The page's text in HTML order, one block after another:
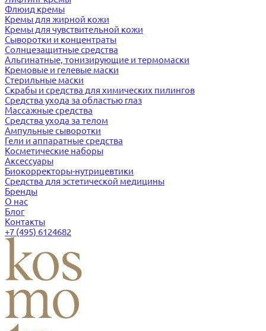
Флюид кремы
Кремы для жирной кожи
Кремы для чувствительной кожи
Сыворотки и концентраты
Солнцезащитные средства
Альгинатные, тонизирующие и термомаски
Кремовые и гелевые маски
Стерильные маски
Скрабы и средства для химических пилингов
Средства ухода за областью глаз
Массажные средства
Средства ухода за телом
Ампульные сыворотки
Гели и аппаратные средства
Косметические наборы
Аксессуары
Биокорректоры-нутрицевтики
Средства для эстетической медицины
Бренды
О нас
Блог
Контакты
+7 (495) 6124682